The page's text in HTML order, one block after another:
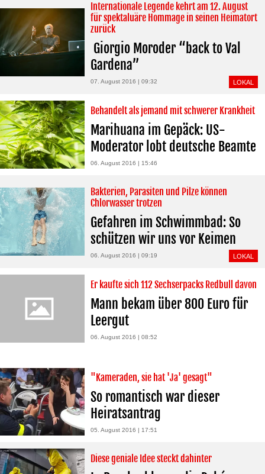
Internationale Legende kehrt am 12. August
für spektaluäre Hommage in seinen Heimatort
zurück
Giorgio Moroder “back to Val
Gardena”
07. August 2016 | 09:32 LOKAL
Behandelt als jemand mit schwerer Krankheit
Marihuana im Gepäck: US-
Moderator lobt deutsche Beamte
06. August 2016 | 15:46
Bakterien, Parasiten und Pilze können
Chlorwasser trotzen
Gefahren im Schwimmbad: So
schützen wir uns vor Keimen
06. August 2016 | 09:19 LOKAL
Er kaufte sich 112 Sechserpacks Redbull davon
Mann bekam über 800 Euro für
Leergut
06. August 2016 | 08:52
"Kameraden, sie hat 'Ja' gesagt"
So romantisch war dieser
Heiratsantrag
05. August 2016 | 17:51
Diese geniale Idee steckt dahinter